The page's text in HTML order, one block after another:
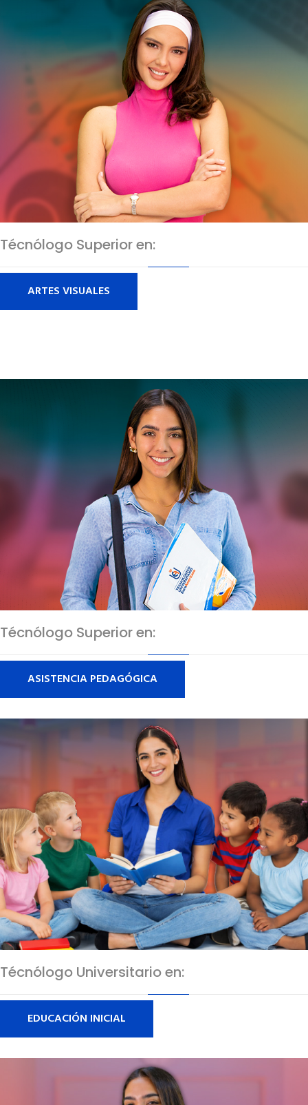
Técnólogo Superior en:
ARTES VISUALES
Técnólogo Superior en:
ASISTENCIA PEDAGÓGICA
Técnólogo Universitario en:
EDUCACIÓN INICIAL